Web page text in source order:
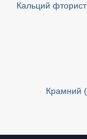
Кальций
Крамний